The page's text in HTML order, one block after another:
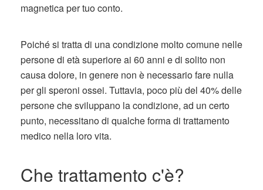
magnetica per tuo conto.
Poiché si tratta di una condizione molto comune nelle
persone di età superiore ai 60 anni e di solito non
causa dolore, in genere non è necessario fare nulla
per gli speroni ossei. Tuttavia, poco più del 40% delle
persone che sviluppano la condizione, ad un certo
punto, necessitano di qualche forma di trattamento
medico nella loro vita.
Che trattamento c'è?